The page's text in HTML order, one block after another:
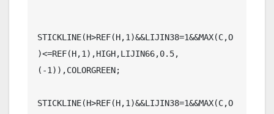
STICKLINE(H>REF(H,1)&&LIJIN38=1&&MAX(C,O
)<=REF(H,1),HIGH,LIJIN66,0.5,
(-1)),COLORGREEN;
STICKLINE(H>REF(H,1)&&LIJIN38=1&&MAX(C,O